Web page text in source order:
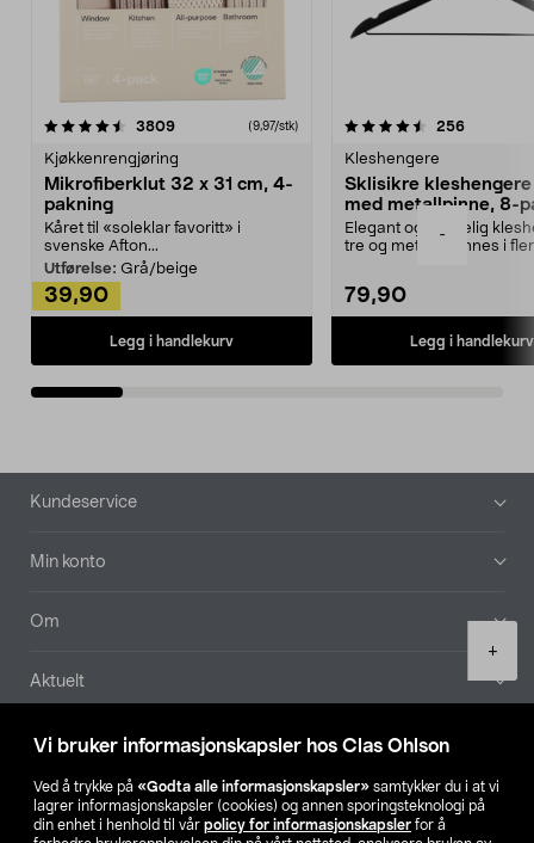
Vi bruker informasjonskapsler hos Clas Ohlson
Ved å trykke på «Godta alle informasjonskapsler» samtykker du i at vi
lagrer informasjonskapsler (cookies) og annen sporingsteknologi på
din enhet i henhold til vår policy for informasjonskapsler for å
-
+
3809anmeldelser(9,97/stk)
Kjøkkenrengjøring
Mikrofiberklut 32 x 31 cm, 4-
pakning
Kåret til «soleklar favoritt» i
svenske Afton...
Utførelse: Grå/beige
39,90
Legg i handlekurv
4.5av 5 stjerner 256
Kleshengere
Sklisikre
med metallpinne, 8-
Elegant og skikkelig
tre og metall – finnes i
79,90
Legg i handlekurv
4.5av 5 stjerner
Bunntekst
Kundeservice
Min konto
Om
Aktuelt
Våre selskaper
Finn din butikk